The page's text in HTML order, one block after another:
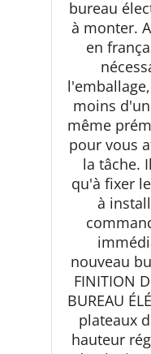
Facile
bureau
à monter.
en
moins
même
pour vous
la tâche.
qu'à fixer
à
nouveau
FINITION
BUREAU
plateaux
hauteur